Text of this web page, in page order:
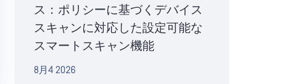
ス：ポリシーに基づくデバイス
スキャンに対応した設定可能な
スマートスキャン機能
8月4 2026